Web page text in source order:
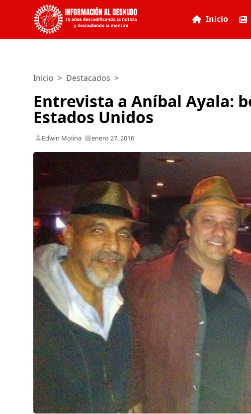
Inicio
Inicio > Destacados >
Entrevista a Aníbal Ayala:
Estados Unidos
Edwin Molina enero 27, 2016